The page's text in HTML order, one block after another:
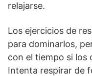
relajarse.
Los ejercicios de
para dominarlos,
con el tiempo si los
Intenta respirar de